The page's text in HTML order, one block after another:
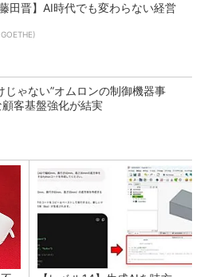
田晋】AI時代でも変わらない経営
じゃない”オムロンの制御機器事
客基盤強化が結実